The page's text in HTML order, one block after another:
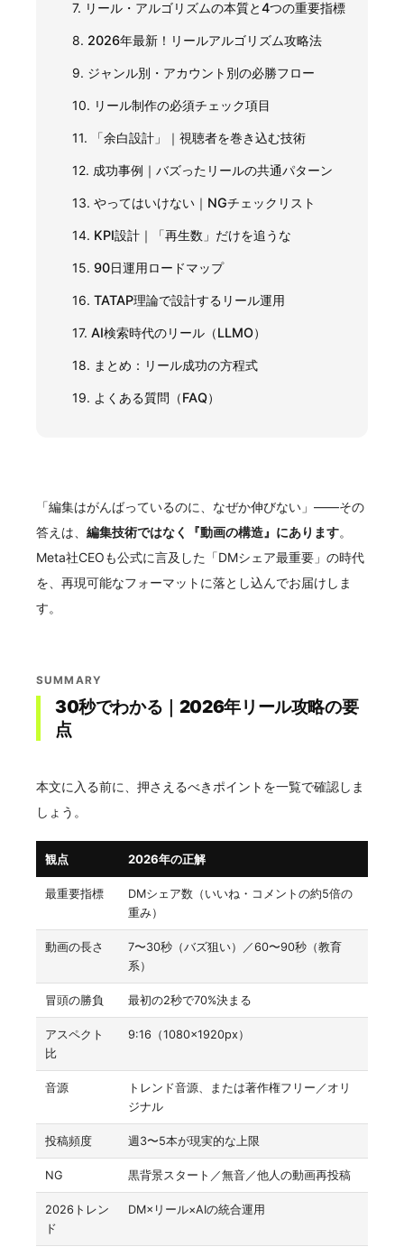
7. リール・アルゴリズムの本質と4つの重要指標
8. 2026年最新！リールアルゴリズム攻略法
9. ジャンル別・アカウント別の必勝フロー
10. リール制作の必須チェック項目
11. 「余白設計」｜視聴者を巻き込む技術
12. 成功事例｜バズったリールの共通パターン
13. やってはいけない｜NGチェックリスト
14. KPI設計｜「再生数」だけを追うな
15. 90日運用ロードマップ
16. TATAP理論で設計するリール運用
17. AI検索時代のリール（LLMO）
18. まとめ：リール成功の方程式
19. よくある質問（FAQ）
「編集はがんばっているのに、なぜか伸びない」——その
答えは、 編集技術ではなく『動画の構造』にあります。
Meta社CEOも公式に言及した「DMシェア最重要」の時代
を、再現可能なフォーマットに落とし込んでお届けしま
す。
SUMMARY
30秒でわかる｜2026年リール攻略の要
点
本文に入る前に、押さえるべきポイントを一覧で確認しま
しょう。
観点 2026年の正解
最重要指標
DMシェア数（いいね・コメントの約5倍の
重み）
動画の長さ
7〜30秒（バズ狙い）／60〜90秒（教育
系）
冒頭の勝負 最初の2秒で70%決まる
アスペクト
比
9:16（1080×1920px）
音源
トレンド音源、または著作権フリー／オリ
ジナル
投稿頻度 週3〜5本が現実的な上限
NG 黒背景スタート／無音／他人の動画再投稿
2026トレン
ド
DM×リール×AIの統合運用